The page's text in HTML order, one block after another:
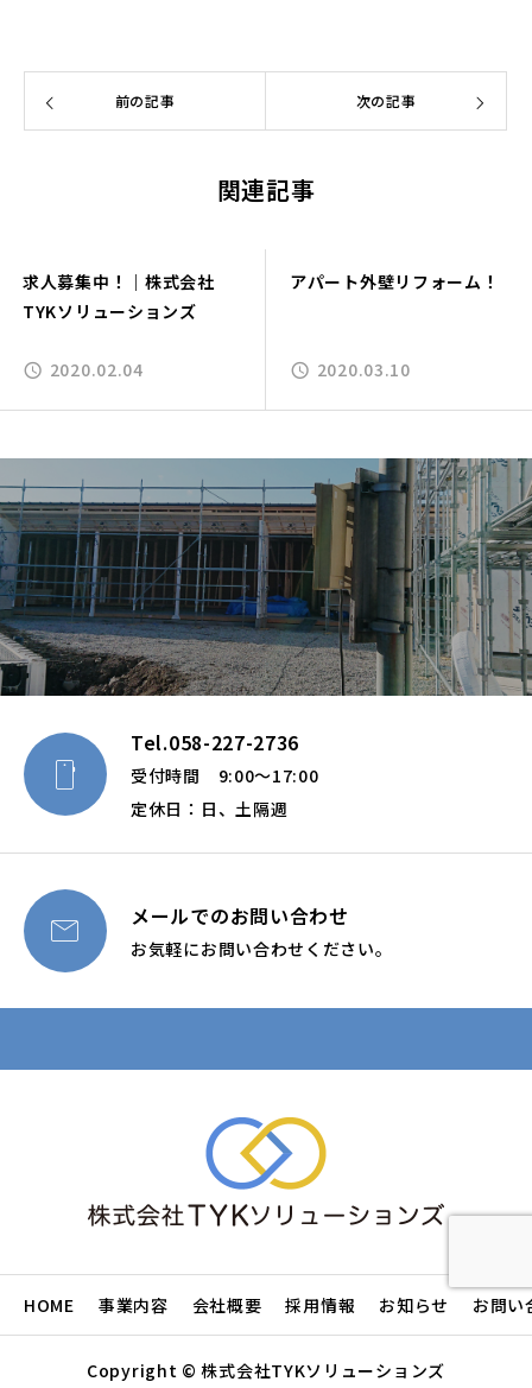
前の記事 次の記事
関連記事
求人募集中！｜株式会社
TYKソリューションズ
2020.02.04
アパート外壁リフォーム！
2020.03.10

Tel.058-227-2736
受付時間 9:00～17:00
定休日：日、土隔週
 メールでのお問い合わせ
お気軽にお問い合わせください。
HOME 事業内容 会社概要 採用情報 お知らせ お問い
Copyright © 株式会社TYKソリューションズ